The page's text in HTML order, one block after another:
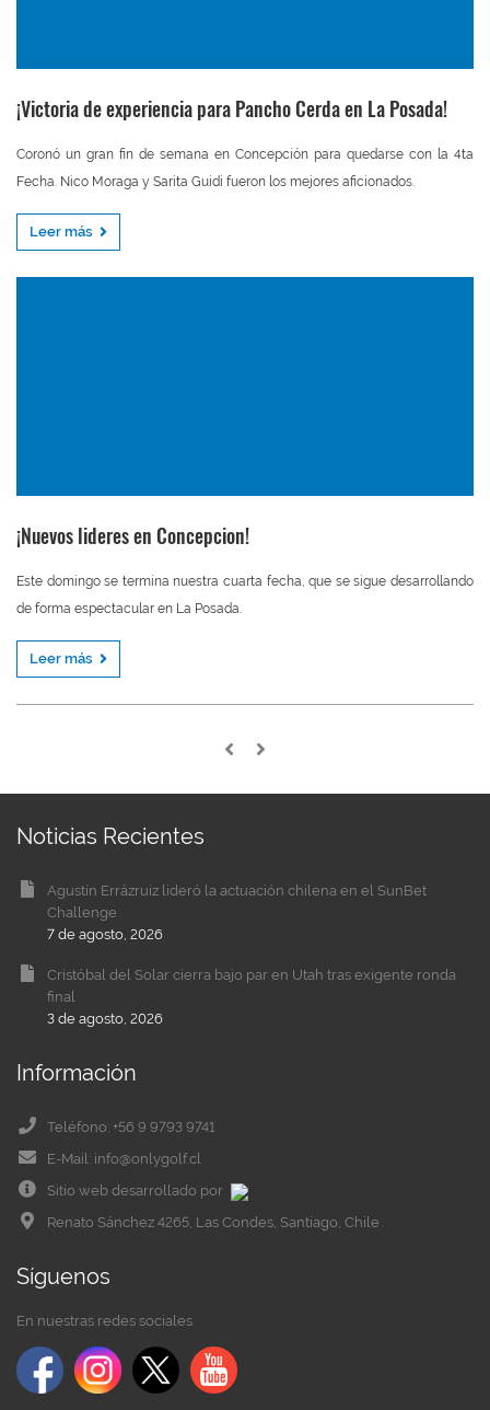
¡Victoria de experiencia para Pancho Cerda en La Posada!
Coronó un gran fin de semana en Concepción para quedarse con la 4ta
Fecha. Nico Moraga y Sarita Guidi fueron los mejores aficionados.
Leer más
¡Nuevos lideres en Concepcion!
Este domingo se termina nuestra cuarta fecha, que se sigue desarrollando
de forma espectacular en La Posada.
Leer más
Noticias Recientes
Agustín Errázruiz lideró la actuación chilena en el SunBet
Challenge
7 de agosto, 2026
Cristóbal del Solar cierra bajo par en Utah tras exigente ronda
final
3 de agosto, 2026
Información
Teléfono: +56 9 9793 9741
E-Mail: info@onlygolf.cl
Sitio web desarrollado por
Renato Sánchez 4265, Las Condes, Santiago, Chile
Síguenos
En nuestras redes sociales